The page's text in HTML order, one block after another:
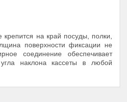
на край посуды, полки,
поверхности фиксации не
соединение обеспечивает
наклона кассеты в любой